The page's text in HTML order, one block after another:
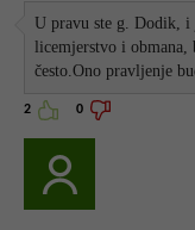
U pravu ste g. Dodik,
licemjerstvo i obmana,
često.Ono pravljenje
2 0